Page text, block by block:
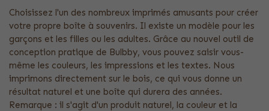
Choisissez l'un des nombreux imprimés amusants pour créer
votre propre boîte à souvenirs. Il existe un modèle pour les
garçons et les filles ou les adultes. Grâce au nouvel outil de
conception pratique de Bulbby, vous pouvez saisir vous-
même les couleurs, les impressions et les textes. Nous
imprimons directement sur le bois, ce qui vous donne un
résultat naturel et une boîte qui durera des années.
Remarque : il s'agit d'un produit naturel, la couleur et la